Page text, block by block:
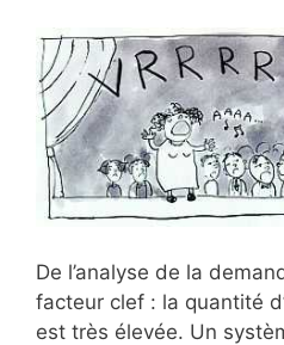
De l’analyse de la
facteur clef : la quantité
est très élevée. Un